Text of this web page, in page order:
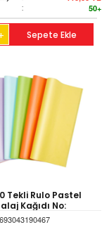
: 50+
Sepete Ekle
Tekli Rulo Pastel
Kağıdı No: